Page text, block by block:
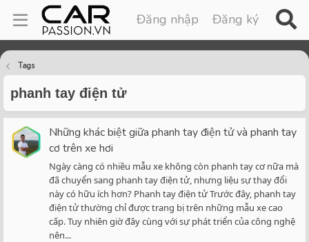
Đăng nhập Đăng ký
Tags
phanh tay điện tử
Những khác biệt giữa phanh tay điện tử và phanh tay
cơ trên xe hơi
Ngày càng có nhiều mẫu xe không còn phanh tay cơ nữa mà
đã chuyển sang phanh tay điện tử, nhưng liệu sự thay đổi
này có hữu ích hơn? Phanh tay điện tử Trước đây, phanh tay
điện tử thường chỉ được trang bị trên những mẫu xe cao
cấp. Tuy nhiên giờ đây cùng với sự phát triển của công nghệ
nên...